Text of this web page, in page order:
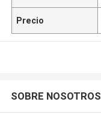
Precio
SOBRE NOSOTROS